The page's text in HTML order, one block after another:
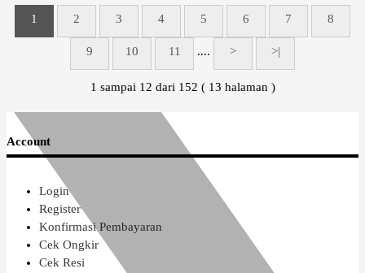
1 2 3 4 5 6 7 8
9 10 11 .... > >|
1 sampai 12 dari 152 ( 13 halaman )
Account
Login
Register
Konfirmasi Pembayaran
Cek Ongkir
Cek Resi